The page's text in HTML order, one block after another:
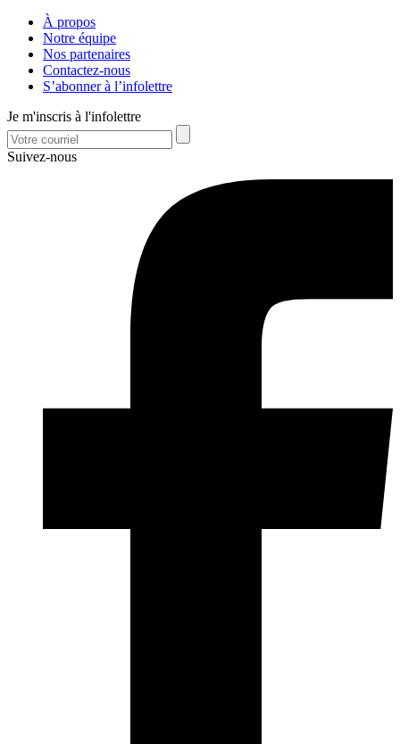
À propos
Notre équipe
Nos partenaires
Contactez-nous
S’abonner à l’infolettre
Je m'inscris à l'infolettre
Suivez-nous